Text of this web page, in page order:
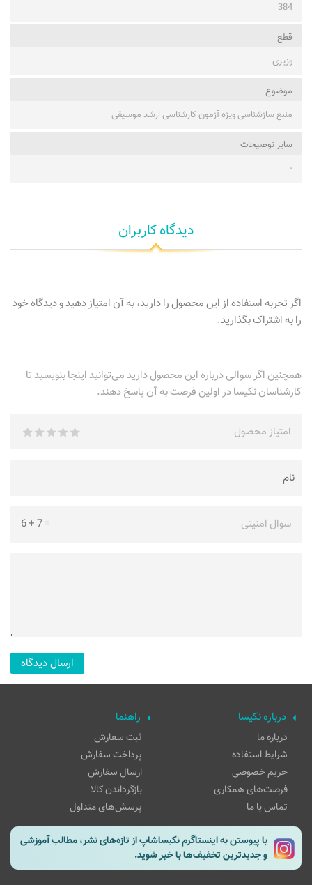
384
قطع
وزیری
موضوع
منبع سازشناسی ویژه آزمون کارشناسی ارشد موسیقی
ساير توضيحات
-
دیدگاه کاربران
اگر تجربه استفاده از این محصول را دارید، به آن امتیاز دهید و دیدگاه خود
را به اشتراک بگذارید.
همچنین اگر سوالی درباره این محصول دارید می‌توانید اینجا بنویسید تا
کارشناسان نکیسا در اولین فرصت به آن پاسخ دهند.
امتیاز محصول
سوال امنیتی =
7
+
6
درباره نکیسا
درباره ما
شرایط استفاده
حریم خصوصی
فرصت‌های همکاری
تماس با ما
راهنما
ثبت سفارش
پرداخت سفارش
ارسال سفارش
بازگرداندن کالا
پرسش‌های متداول
با پیوستن به اینستاگرم نکیساشاپ از تازه‌های نشر، مطالب آموزشی
و جدیدترین تخفیف‌ها با خبر شوید.